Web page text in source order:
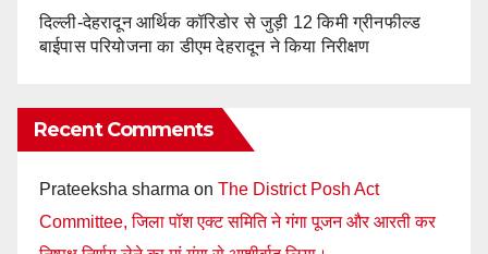
दिल्ली-देहरादून आर्थिक कॉरिडोर से जुड़ी 12 किमी ग्रीनफील्ड
बाईपास परियोजना का डीएम देहरादून ने किया निरीक्षण
Recent Comments
Prateeksha sharma on The District Posh Act
Committee, जिला पॉश एक्ट समिति ने गंगा पूजन और आरती कर